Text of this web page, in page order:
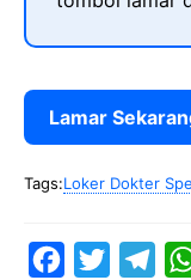
Lamar
Tags:Loker Dokter